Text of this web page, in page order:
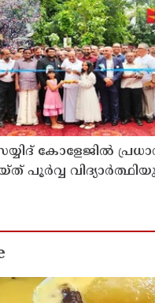
കോളേജിൽ
പൂർവ്വ